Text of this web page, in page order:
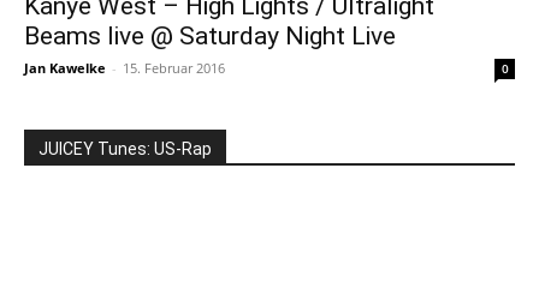
Beams live @ Saturday Night Live
Jan Kawelke - 15. Februar 2016 0
JUICEY Tunes: US-Rap